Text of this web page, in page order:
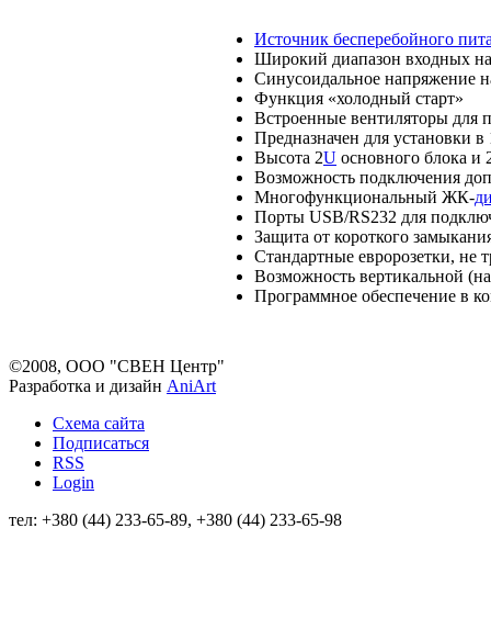
Источник бесперебойного
Широкий диапазон входных
Синусоидальное напряжение
Функция «холодный старт»
Встроенные вентиляторы для
Предназначен для установки
Высота 2U основного блока и
Возможность подключения
Многофункциональный ЖК-
Порты USB/RS232 для
Защита от короткого
Стандартные евророзетки, не
Возможность вертикальной
Программное обеспечение в
©2008, ООО "СВЕН Центр"
Разработка и дизайн AniArt
Схема сайта
Подписаться
RSS
Login
тел: +380 (44) 233-65-89, +380 (44) 233-65-98